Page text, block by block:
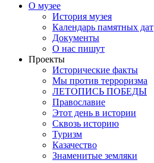
О музее
История музея
Календарь памятных дат
Документы
О нас пишут
Проекты
Исторические факты
Мы против терроризма
ЛЕТОПИСЬ ПОБЕДЫ
Православие
Этот день в истории
Сквозь историю
Туризм
Казачество
Знаменитые земляки